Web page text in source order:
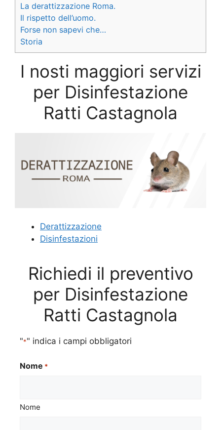
La derattizzazione Roma.
Il rispetto dell’uomo.
Forse non sapevi che…
Storia
I nosti maggiori servizi
per Disinfestazione
Ratti Castagnola
Derattizzazione
Disinfestazioni
Richiedi il preventivo
per Disinfestazione
Ratti Castagnola
"*" indica i campi obbligatori
Nome *
Nome